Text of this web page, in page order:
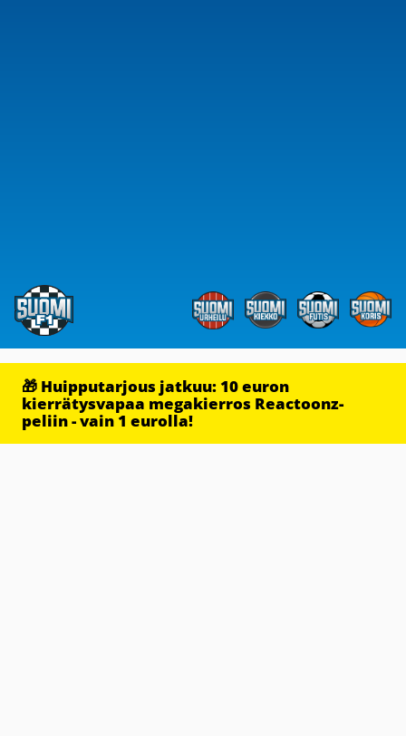
🎁 Huipputarjous jatkuu: 10 euron
kierrätysvapaa megakierros Reactoonz-
peliin - vain 1 eurolla!